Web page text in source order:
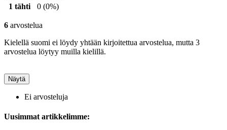
1 tähti
0 (0%)
6 arvostelua
Kielellä suomi ei löydy yhtään kirjoitettua arvostelua, mutta 3
arvostelua löytyy muilla kielillä.
Näytä
Ei arvosteluja
Uusimmat artikkelimme: